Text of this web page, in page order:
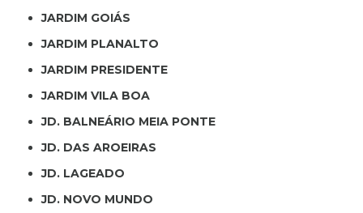
JARDIM GOIÁS
JARDIM PLANALTO
JARDIM PRESIDENTE
JARDIM VILA BOA
JD. BALNEÁRIO MEIA PONTE
JD. DAS AROEIRAS
JD. LAGEADO
JD. NOVO MUNDO